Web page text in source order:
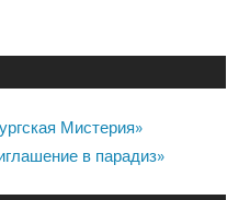
Мистерия»
в парадиз»